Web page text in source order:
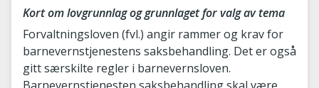
Kort om lovgrunnlag og grunnlaget for valg av tema
Forvaltningsloven (fvl.) angir rammer og krav for
barnevernstjenestens saksbehandling. Det er også
gitt særskilte regler i barnevernsloven.